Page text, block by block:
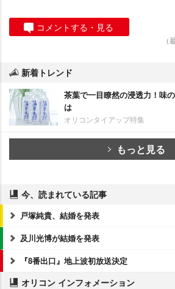
コメントする・見る
新着トレンド
茶葉で一目瞭然の浸透力！味
は
オリコンタイアップ特集
もっと見る
今、読まれている記事
戸塚純貴、結婚を発表
及川光博が結婚を発表
『8番出口』地上波初放送決定
オリコン インフォメーション